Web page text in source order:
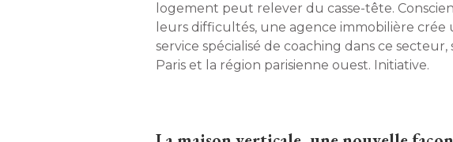
logement peut relever du casse-tête.
leurs difficultés, une agence immobilière crée
service spécialisé de coaching dans ce secteur,
Paris et la région parisienne ouest. Initiative.